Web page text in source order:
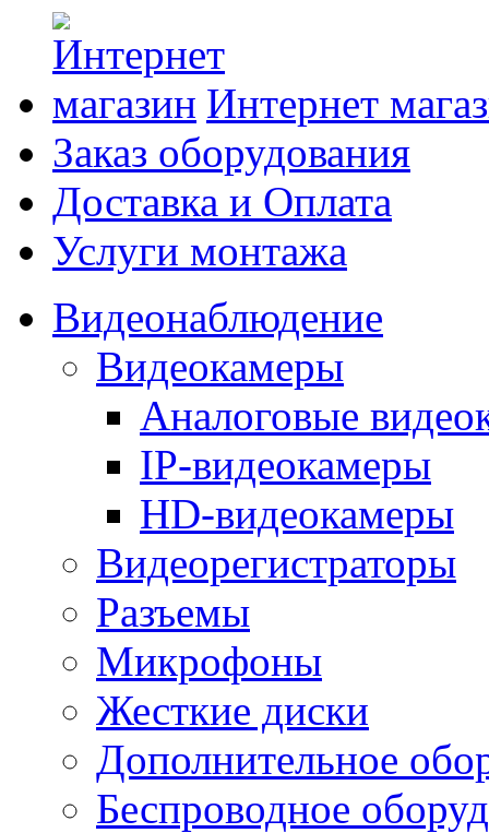
Интернет
Заказ оборудования
Доставка и Оплата
Услуги монтажа
Видеонаблюдение
Видеокамеры
Аналоговые
IP-видеокамеры
HD-видеокамеры
Видеорегистраторы
Разъемы
Микрофоны
Жесткие диски
Дополнительное
Беспроводное